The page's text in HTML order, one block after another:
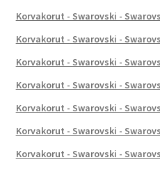
Korvakorut - Swarovski -
Korvakorut - Swarovski -
Korvakorut - Swarovski -
Korvakorut - Swarovski -
Korvakorut - Swarovski -
Korvakorut - Swarovski -
Korvakorut - Swarovski -